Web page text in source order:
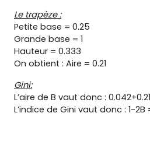
Le trapèze :
Petite base = 0.25
Grande base = 1
Hauteur = 0.333
On obtient : Aire = 0.21
Gini:
L’aire de B vaut donc :
L’indice de Gini vaut donc : 1-2B